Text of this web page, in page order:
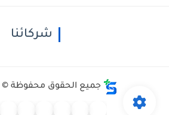
شركائنا
جميع الحقوق محفوظة ©